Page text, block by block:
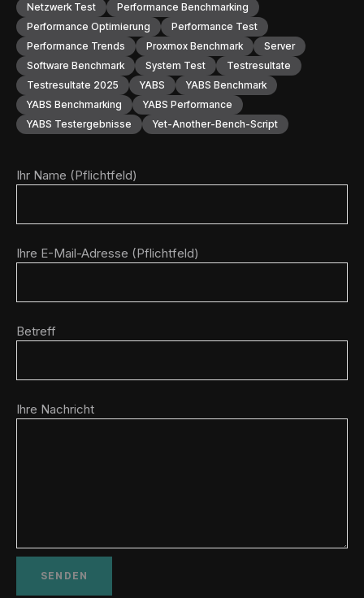
Netzwerk Test
Performance Benchmarking
Performance Optimierung
Performance Test
Performance Trends
Proxmox Benchmark
Server
Software Benchmark
System Test
Testresultate
Testresultate 2025
YABS
YABS Benchmark
YABS Benchmarking
YABS Performance
YABS Testergebnisse
Yet-Another-Bench-Script
Ihr Name (Pflichtfeld)
Ihre E-Mail-Adresse (Pflichtfeld)
Betreff
Ihre Nachricht